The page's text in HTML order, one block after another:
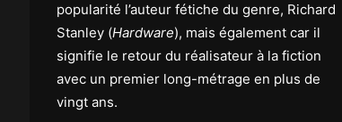
popularité l’auteur fétiche du genre, Richard
Stanley (Hardware), mais également car il
signifie le retour du réalisateur à la fiction
avec un premier long-métrage en plus de
vingt ans.